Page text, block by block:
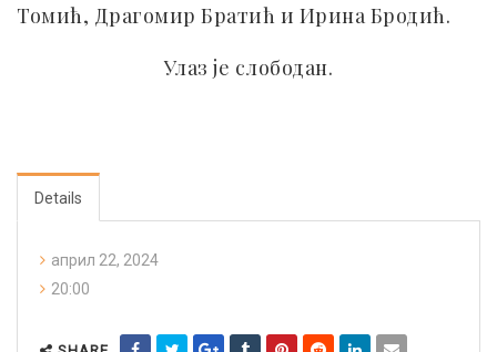
Томић, Драгомир Братић и Ирина Бродић.
Улаз је слободан.
Details
април 22, 2024
20:00